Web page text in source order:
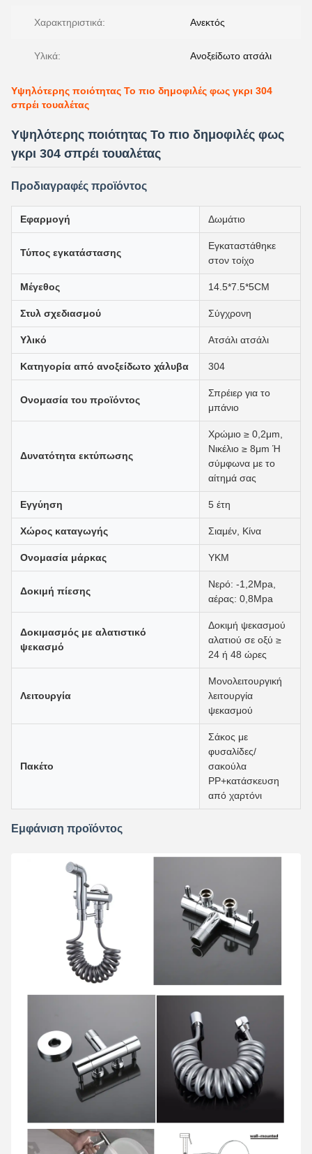
Χαρακτηριστικά: Ανεκτός
Υλικά: Ανοξείδωτο ατσάλι
Υψηλότερης ποιότητας Το πιο δημοφιλές φως γκρι 304
σπρέι τουαλέτας
Υψηλότερης ποιότητας Το πιο δημοφιλές φως
γκρι 304 σπρέι τουαλέτας
Προδιαγραφές προϊόντος
Εφαρμογή Δωμάτιο
Τύπος εγκατάστασης
Εγκαταστάθηκε
στον τοίχο
Μέγεθος 14.5*7.5*5CM
Στυλ σχεδιασμού Σύγχρονη
Υλικό Ατσάλι ατσάλι
Κατηγορία από ανοξείδωτο χάλυβα 304
Ονομασία του προϊόντος
Σπρέιερ για το
μπάνιο
Δυνατότητα εκτύπωσης
Χρώμιο ≥ 0,2μm,
Νικέλιο ≥ 8μm Ή
σύμφωνα με το
αίτημά σας
Εγγύηση 5 έτη
Χώρος καταγωγής Σιαμέν, Κίνα
Ονομασία μάρκας ΥΚΜ
Δοκιμή πίεσης
Νερό: -1,2Mpa,
αέρας: 0,8Mpa
Δοκιμασμός με αλατιστικό
ψεκασμό
Δοκιμή ψεκασμού
αλατιού σε οξύ ≥
24 ή 48 ώρες
Λειτουργία
Μονολειτουργική
λειτουργία
ψεκασμού
Πακέτο
Σάκος με
φυσαλίδες/
σακούλα
PP+κατάσκευση
από χαρτόνι
Εμφάνιση προϊόντος